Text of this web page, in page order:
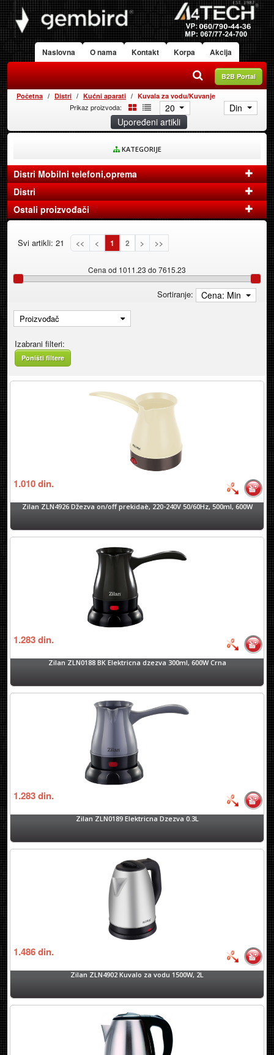
Naslovna O nama Kontakt Korpa Akcija
B2B Portal
Početna Distri Kućni aparati Kuvala za vodu/Kuvanje
Prikaz proizvoda:
20
Upoređeni artikli
Din
KATEGORIJE
Distri Mobilni telefoni,oprema
Distri
Ostali proizvođači
Svi artikli: 21 << < 1 2 > >>
Cena od 1011.23 do 7615.23
Sortiranje: Cena: Min
Proizvođač
Izabrani filteri:
Poništi filtere
1.010din.
Zilan ZLN4926 Džezva on/off prekidaè, 220-240V 50/60Hz, 500ml, 600W
1.283din.
Zilan ZLN0188 BK Elektricna dzezva 300ml, 600W Crna
1.283din.
Zilan ZLN0189 Elektricna Dzezva 0.3L
1.486din.
Zilan ZLN4902 Kuvalo za vodu 1500W, 2L